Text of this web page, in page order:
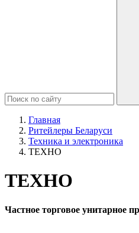
Главная
Ритейлеры Беларуси
Техника и электроника
ТЕХНО
ТЕХНО
Частное торговое унитарное